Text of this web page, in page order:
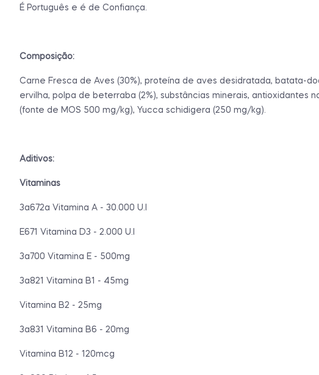
É Português e é de Confiança.
Composição:
Carne Fresca de Aves (30%), proteína de aves desidratada, batata-
ervilha, polpa de beterraba (2%), substâncias minerais,
(fonte de MOS 500 mg/kg), Yucca schidigera (250 mg/kg).
Aditivos:
Vitaminas
3a672a Vitamina A - 30.000 U.I
E671 Vitamina D3 - 2.000 U.I
3a700 Vitamina E - 500mg
3a821 Vitamina B1 - 45mg
Vitamina B2 - 25mg
3a831 Vitamina B6 - 20mg
Vitamina B12 - 120mcg